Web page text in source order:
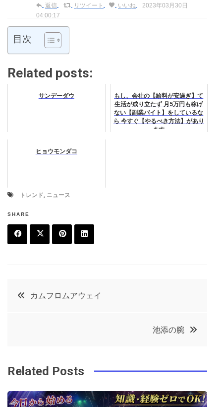
返信 リツイート いいね
2023年03月30日
04:00:17
目次
Related posts:
サンデーダウ
もし、会社の【給料が安過ぎ】て
生活が成り立たず 月5万円も稼げ
ない【副業バイト】をしているな
ら 今すぐ【やるべき方法】があり
ます
ヒョウモンダコ
トレンド, ニュース
SHARE
k
t
e
t
e
投
ビ
ゲ
カムフロムアウェイ
池添の腕
Related Posts